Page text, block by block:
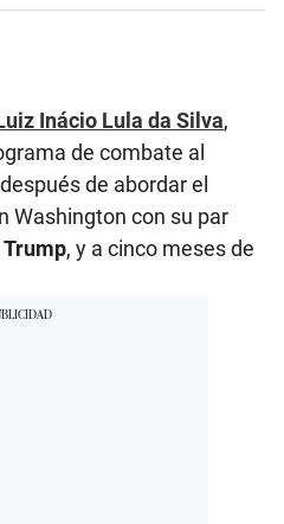
Inácio Lula da Silva,
de combate al
de abordar el
Washington con su par
Trump, y a cinco meses de